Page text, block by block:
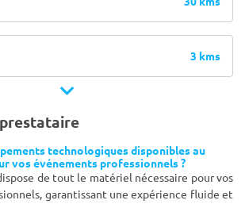
3 kms
technologiques disponibles au
vos événements professionnels ?
de tout le matériel nécessaire pour vos
garantissant une expérience fluide et